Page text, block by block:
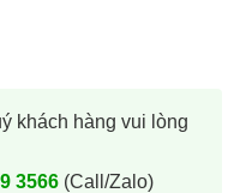
khách hàng vui lòng
3566(Call/Zalo)